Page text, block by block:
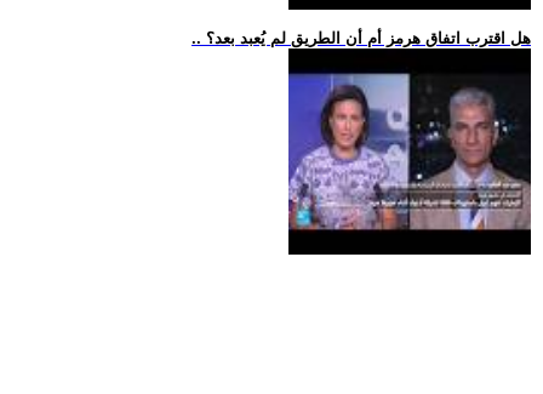
.. هل اقترب اتفاق هرمز أم أن الطريق لم يُعبد بعد؟